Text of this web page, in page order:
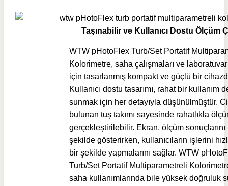
Taşınabilir ve Kullanıcı Dostu Ölçüm
WTW pHotoFlex Turb/Set Portatif
Kolorimetre, saha çalışmaları ve
için tasarlanmış kompakt ve güçlü bir
Kullanıcı dostu tasarımı, rahat bir kullanım
sunmak için her detayıyla düşünülmüştür.
bulunan tuş takımı sayesinde rahatlıkla
gerçekleştirilebilir. Ekran, ölçüm sonuçlarını
şekilde gösterirken, kullanıcıların işlerini
bir şekilde yapmalarını sağlar. WTW
Turb/Set Portatif Multiparametreli
saha kullanımlarında bile yüksek doğruluk